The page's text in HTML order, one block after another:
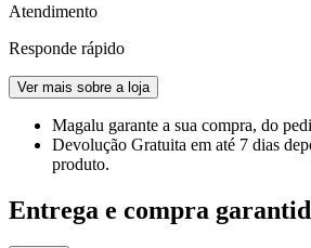
Atendimento
Responde rápido
Ver mais sobre a loja
Magalu garante a sua compra, do
Devolução Gratuita em até 7 dias
produto.
Entrega e compra